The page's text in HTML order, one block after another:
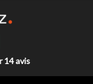
14 avis